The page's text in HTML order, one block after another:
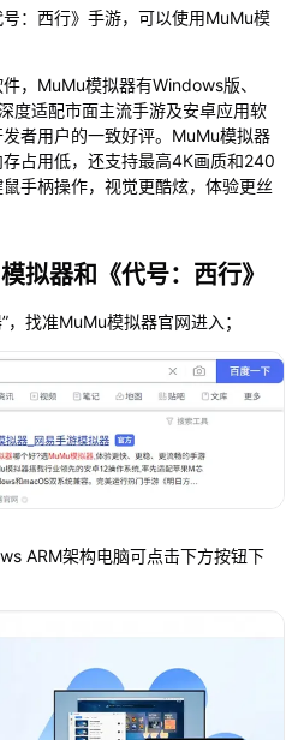
：西行》手游，可以使用MuMu模
，MuMu模拟器有Windows版、
度适配市面主流手游及安卓应用软
者用户的一致好评。MuMu模拟器
占用低，还支持最高4K画质和240
手柄操作，视觉更酷炫，体验更丝
拟器和《代号：西行》
找准MuMu模拟器官网进入；
ARM架构电脑可点击下方按钮下